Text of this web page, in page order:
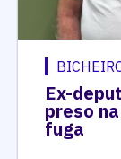
Ex-
preso
fuga